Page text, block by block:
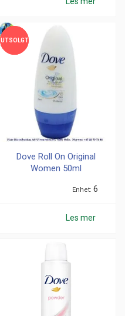
UTSOLGT
UTSOLGT
Dove Roll On Original
Women 50ml
Enhet 6
Les mer